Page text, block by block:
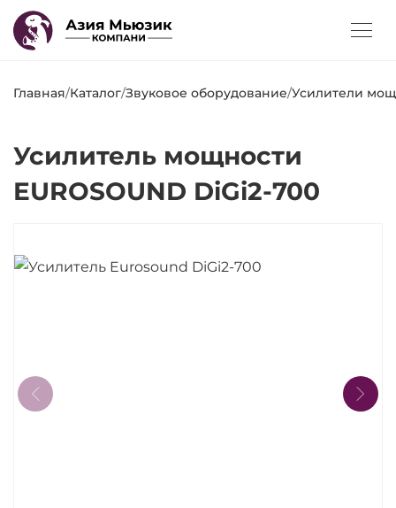
Главная/Каталог/Звуковое оборудование/Усилители
Усилитель мощности
EUROSOUND DiGi2-700